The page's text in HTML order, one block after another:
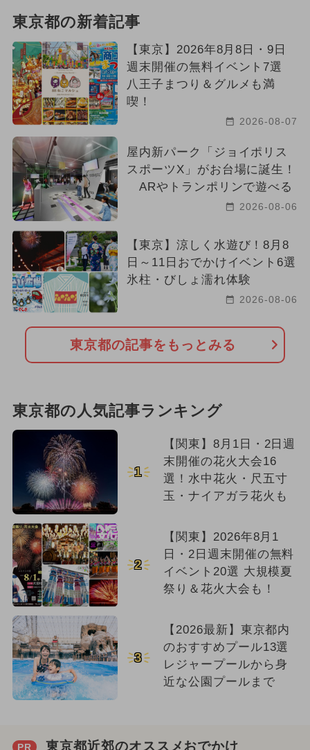
東京都の新着記事
【東京】2026年8月8日・9日
週末開催の無料イベント7選
八王子まつり＆グルメも満
喫！
2026-08-07
屋内新パーク「ジョイポリス
スポーツX」がお台場に誕生！
ARやトランポリンで遊べる
2026-08-06
【東京】涼しく水遊び！8月8
日～11日おでかけイベント6選
氷柱・びしょ濡れ体験
2026-08-06
東京都の記事をもっとみる
東京都の人気記事ランキング
1
【関東】8月1日・2日週
末開催の花火大会16
選！水中花火・尺五寸
玉・ナイアガラ花火も
2
【関東】2026年8月1
日・2日週末開催の無料
イベント20選 大規模夏
祭り＆花火大会も！
3
【2026最新】東京都内
のおすすめプール13選
レジャープールから身
近な公園プールまで
PR 東京都近郊のオススメおでかけ